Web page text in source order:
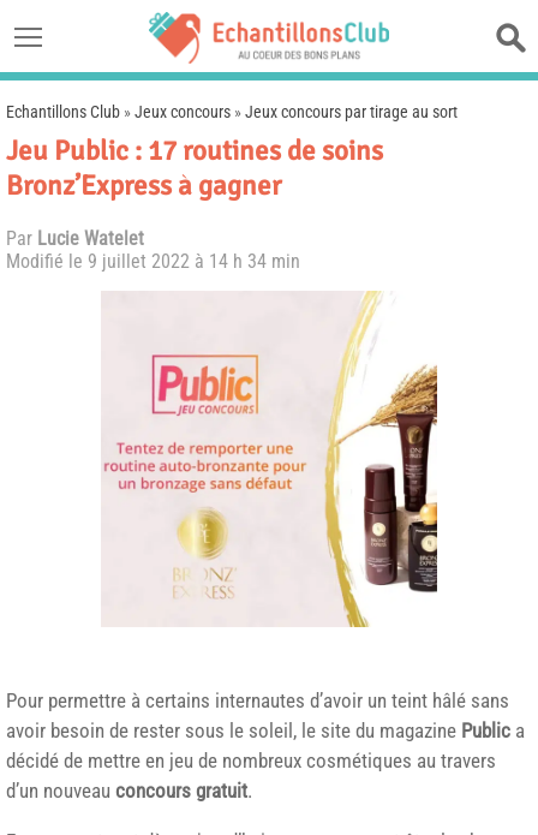
Echantillons Club »Jeux concours »Jeux concours par tirage au sort
Jeu Public : 17 routines de soins
Bronz’Express à gagner
Par Lucie Watelet
Modifié le 9 juillet 2022 à 14 h 34 min
Pour permettre à certains internautes d’avoir un teint hâlé sans
avoir besoin de rester sous le soleil, le site du magazine Public a
décidé de mettre en jeu de nombreux cosmétiques au travers
d’un nouveau concours gratuit.